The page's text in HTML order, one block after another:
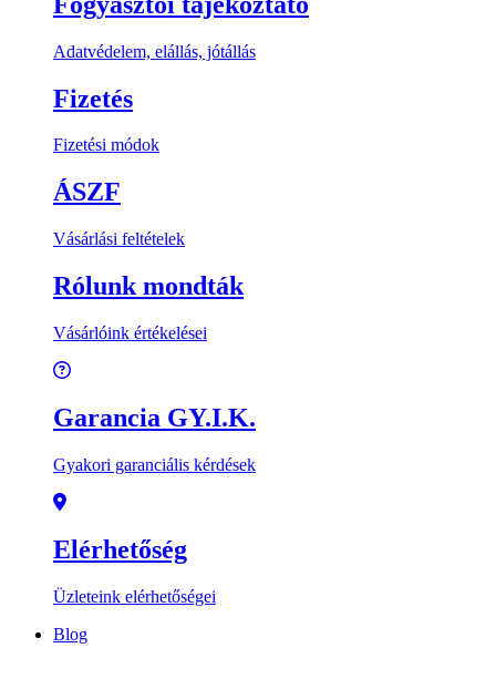
Adatvédelem, elállás, jótállás
Fizetés
Fizetési módok
ÁSZF
Vásárlási feltételek
Rólunk mondták
Vásárlóink értékelései
Garancia GY.I.K.
Gyakori garanciális kérdések
Elérhetőség
Üzleteink elérhetőségei
Blog